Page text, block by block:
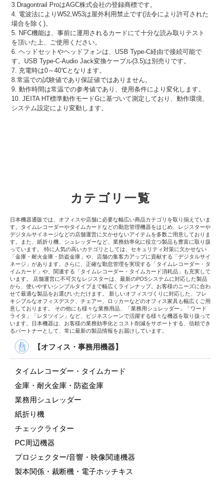
3.Dragontrail ProはAGC株式会社の登録商標です。
4. 電波法によりW52,W53は屋外利用禁止です(法令により許可された
場合を除く)。
5. NFC機能は、事前に運用されるカードにて十分な読み取りテスト
を頂いた上、ご使用ください。
6. ヘッドセットやヘッドフォンは、USB Type-C経由で接続可能で
す。USB Type-C-Audio Jack変換ケーブル(3.5)は別売りです。
7. 充電時は0～40℃となります。
8.常温での試験値であり保証値ではありません。
9. 動作時間は常温での参考値であり、使用条件により変化します。
10. JEITA HT標準動作モードGに基づいて測定しており、動作環境、
システム設定により変動します。
カテゴリ一覧
日本機器通販では、オフィスや店舗に必要な幅広い商品カテゴリを取り揃えていま
す。タイムレコーダーやタイムカードなどの勤怠管理機器をはじめ、レジスターや
デジタルサイネージなどの店舗運営に欠かせないアイテムを多数ご用意しておりま
す。また、紙折り機、シュレッダーなど、業務効率化に役立つ製品も豊富に取り扱
っています。 特に人気の高いカテゴリとしては、セキュリティ対策に欠かせない
「金庫・耐火金庫・防盗金庫」や、店舗の集客力アップに貢献する「デジタルサイ
ネージ」があります。さらに、正確な勤怠管理を実現する「タイムレコーダー・タ
イムカード」や、関連する「タイムレコーダー・タイムカード消耗品」も充実して
います。 店舗運営に不可欠なレジスターは、最新のPOSシステムに対応した製品
から、使いやすいシンプルタイプまで幅広くラインナップ。お客様のニーズに合わ
せて最適な製品をお選びいただけます。 新しいオフィスづくりに対応した、フレ
キシブルなオフィスデスク、チェアー、ロッカーなどのオフィス家具も幅広くご用
意しております。 その他にも様々な業務用品、「業務用シュレッダー」「ワード
ライタ」「レタツイン」など、ビジネスシーンで活躍する様々な機器を取り扱って
います。日本機器は、お客様の業務効率化とコスト削減をサポートする、信頼でき
るパートナーとして、常に最新の製品情報をお届けしています。
【オフィス・事務用機器】
タイムレコーダー・タイムカード
金庫・耐火金庫・防盗金庫
業務用シュレッダー
紙折り機
チェックライター
PC周辺機器
プロジェクター/音響・映像関連機器
製本関係・裁断機・電子ホッチキス